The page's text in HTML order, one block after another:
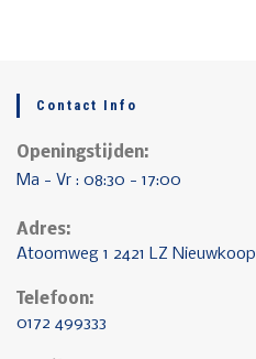
Contact Info
Openingstijden:
Ma - Vr : 08:30 - 17:00
Adres:
Atoomweg 1 2421 LZ Nieuwkoop
Telefoon:
0172 499333